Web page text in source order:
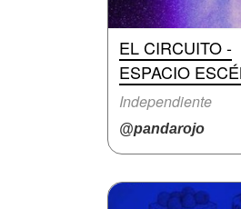
EL CIRCUITO -
ESPACIO
Independiente
@pandarojo